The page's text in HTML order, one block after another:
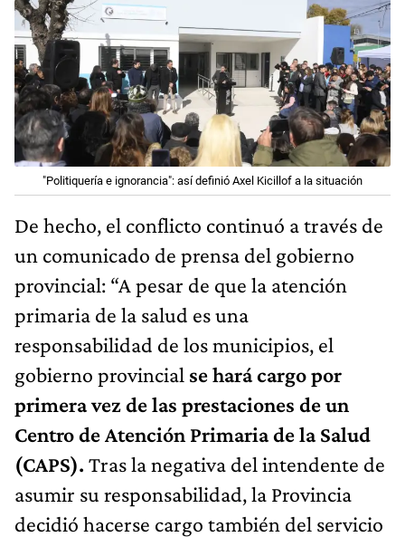
"Politiquería e ignorancia": así definió Axel Kicillof a la situación
De hecho, el conflicto continuó a través de
un comunicado de prensa del gobierno
provincial: “A pesar de que la atención
primaria de la salud es una
responsabilidad de los municipios, el
gobierno provincial se hará cargo por
primera vez de las prestaciones de un
Centro de Atención Primaria de la Salud
(CAPS). Tras la negativa del intendente de
asumir su responsabilidad, la Provincia
decidió hacerse cargo también del servicio